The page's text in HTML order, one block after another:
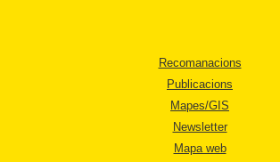
Recomanacions
Publicacions
Mapes/GIS
Newsletter
Mapa web